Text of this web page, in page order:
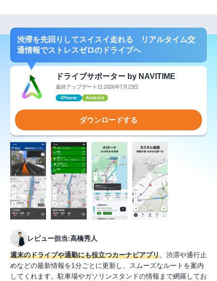
渋滞を先回りしてスイスイ走れる リアルタイム交
通情報でストレスゼロのドライブへ
ドライブサポーター by NAVITIME
最終アップデート日:2026年7月23日
iPhone Android
ダウンロードする
レビュー担当:高橋秀人
週末のドライブや通勤にも役立つカーナビアプリ。渋滞や通行止
めなどの最新情報を1分ごとに更新し、スムーズなルートを案内
してくれます。駐車場やガソリンスタンドの情報まで網羅してお